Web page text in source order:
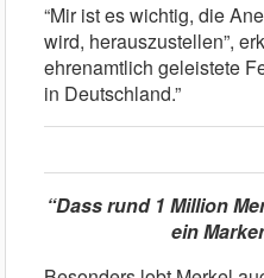
“Mir ist es wichtig, die
wird, herauszustellen”,
ehrenamtlich geleistete
in Deutschland.”
“Dass rund 1 Million
ein